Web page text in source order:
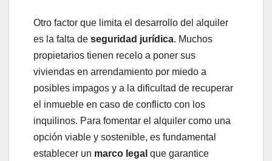
Otro factor que limita el desarrollo del alquiler
es la falta de seguridad jurídica. Muchos
propietarios tienen recelo a poner sus
viviendas en arrendamiento por miedo a
posibles impagos y a la dificultad de recuperar
el inmueble en caso de conflicto con los
inquilinos. Para fomentar el alquiler como una
opción viable y sostenible, es fundamental
establecer un marco legal que garantice